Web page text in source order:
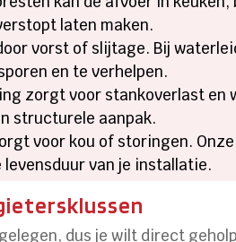
laten maken.
vorst of slijtage. Bij
en te verhelpen.
zorgt voor stankoverlast en
structurele aanpak.
voor kou of storingen.
van je installatie.
dus je wilt direct